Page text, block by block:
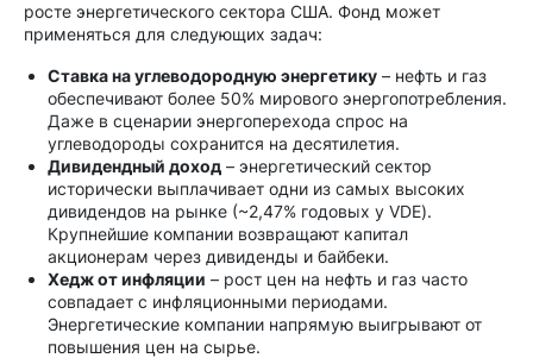
росте энергетического сектора США. Фонд может
применяться для следующих задач:
Ставка на углеводородную энергетику – нефть и газ
обеспечивают более 50% мирового энергопотребления.
Даже в сценарии энергоперехода спрос на
углеводороды сохранится на десятилетия.
Дивидендный доход – энергетический сектор
исторически выплачивает одни из самых высоких
дивидендов на рынке (~2,47% годовых у VDE).
Крупнейшие компании возвращают капитал
акционерам через дивиденды и байбеки.
Хедж от инфляции – рост цен на нефть и газ часто
совпадает с инфляционными периодами.
Энергетические компании напрямую выигрывают от
повышения цен на сырье.